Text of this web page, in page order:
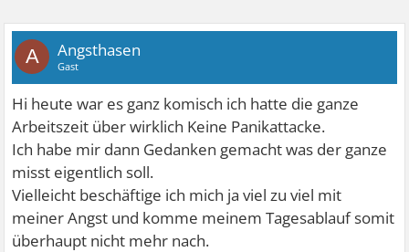
A Angsthasen
Gast
Hi heute war es ganz komisch ich hatte die ganze
Arbeitszeit über wirklich Keine Panikattacke.
Ich habe mir dann Gedanken gemacht was der ganze
misst eigentlich soll.
Vielleicht beschäftige ich mich ja viel zu viel mit
meiner Angst und komme meinem Tagesablauf somit
überhaupt nicht mehr nach.